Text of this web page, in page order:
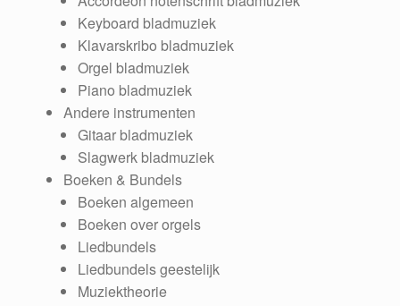
Keyboard bladmuziek
Klavarskribo bladmuziek
Orgel bladmuziek
Piano bladmuziek
Andere instrumenten
Gitaar bladmuziek
Slagwerk bladmuziek
Boeken & Bundels
Boeken algemeen
Boeken over orgels
Liedbundels
Liedbundels geestelijk
Muziektheorie